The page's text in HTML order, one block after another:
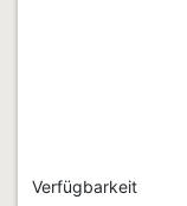
Verfügbarkeit